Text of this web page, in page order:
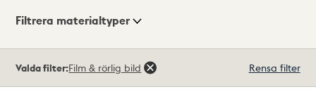
Visningsläge
Filtrera materialtyper
träffar
Valda filter:Film & rörlig bild Rensa filter